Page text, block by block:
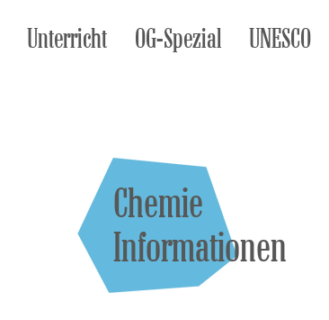
Unterricht OG-Spezial UNESCO
Chemie
Informationen